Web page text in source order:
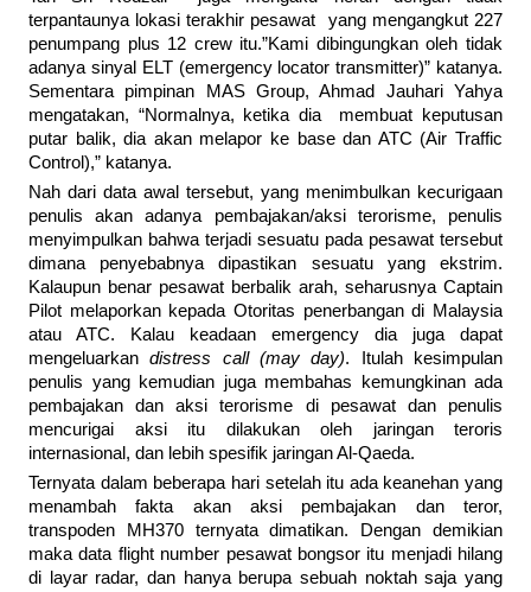
terpantaunya lokasi terakhir pesawat yang mengangkut 227
penumpang plus 12 crew itu.”Kami dibingungkan oleh tidak
adanya sinyal ELT (emergency locator transmitter)” katanya.
Sementara pimpinan MAS Group, Ahmad Jauhari Yahya
mengatakan, “Normalnya, ketika dia membuat keputusan
putar balik, dia akan melapor ke base dan ATC (Air Traffic
Control),” katanya.
Nah dari data awal tersebut, yang menimbulkan kecurigaan
penulis akan adanya pembajakan/aksi terorisme, penulis
menyimpulkan bahwa terjadi sesuatu pada pesawat tersebut
dimana penyebabnya dipastikan sesuatu yang ekstrim.
Kalaupun benar pesawat berbalik arah, seharusnya Captain
Pilot melaporkan kepada Otoritas penerbangan di Malaysia
atau ATC. Kalau keadaan emergency dia juga dapat
mengeluarkandistress call (may day). Itulah kesimpulan
penulis yang kemudian juga membahas kemungkinan ada
pembajakan dan aksi terorisme di pesawat dan penulis
mencurigai aksi itu dilakukan oleh jaringan teroris
internasional, dan lebih spesifik jaringan Al-Qaeda.
Ternyata dalam beberapa hari setelah itu ada keanehan yang
menambah fakta akan aksi pembajakan dan teror,
transpoden MH370 ternyata dimatikan. Dengan demikian
maka data flight number pesawat bongsor itu menjadi hilang
di layar radar, dan hanya berupa sebuah noktah saja yang